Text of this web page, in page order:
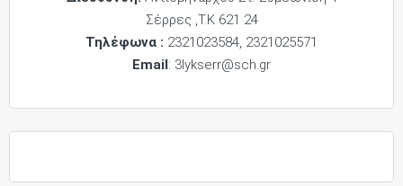
Σέρρες ,Τ.Κ 621 24
Τηλέφωνα : 2321023584, 2321025571
Email : 3lykserr@sch.gr